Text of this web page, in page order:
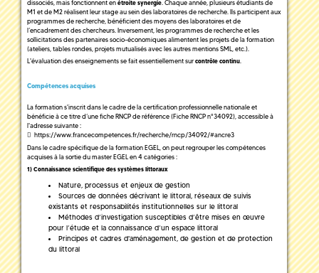
dissociés, mais fonctionnent en étroite synergie . Chaque année, plusieurs étudiants de
M1 et de M2 réalisent leur stage au sein des laboratoires de recherche. Ils participent aux
programmes de recherche, bénéficient des moyens des laboratoires et de
l’encadrement des chercheurs. Inversement, les programmes de recherche et les
sollicitations des partenaires socio-économiques alimentent les projets de la formation
(ateliers, tables rondes, projets mutualisés avec les autres mentions SML, etc.).
L'évaluation des enseignements se fait essentiellement sur contrôle continu
Compétences acquises
La formation s'inscrit dans le cadre de la certification professionnelle nationale et
bénéficie à ce titre d’une fiche RNCP de référence (Fiche RNCP n°34092), accessible à
l'adresse suivante :
https://www.francecompetences.fr/recherche/rncp/34092/#ancre3
Dans le cadre spécifique de la formation EGEL, on peut regrouper les compétences
acquises à la sortie du master EGEL en 4 catégories :
1) Connaissance scientifique des systèmes littoraux
Nature, processus et enjeux de gestion
Sources de données décrivant le littoral, réseaux de suivis
existants et responsabilités institutionnelles sur le littoral
Méthodes d’investigation susceptibles d’être mises en œuvre
pour l’étude et la connaissance d’un espace littoral
Principes et cadres d'aménagement, de gestion et de protection
du littoral